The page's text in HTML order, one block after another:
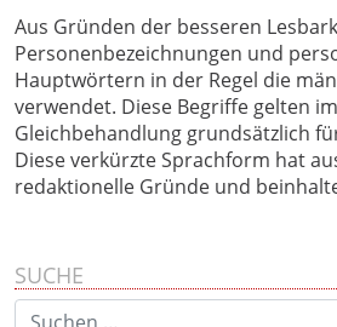
Aus Gründen der besseren
Personenbezeichnungen und
Hauptwörtern in der Regel die
verwendet. Diese Begriffe gelten
Gleichbehandlung grundsätzlich
Diese verkürzte Sprachform hat
redaktionelle Gründe und
SUCHE
Suchen nach: